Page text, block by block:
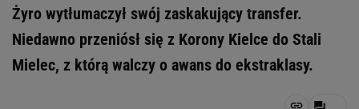
Żyro wytłumaczył swój zaskakujący transfer.
Niedawno przeniósł się z Korony Kielce do Stali
Mielec, z którą walczy o awans do ekstraklasy.